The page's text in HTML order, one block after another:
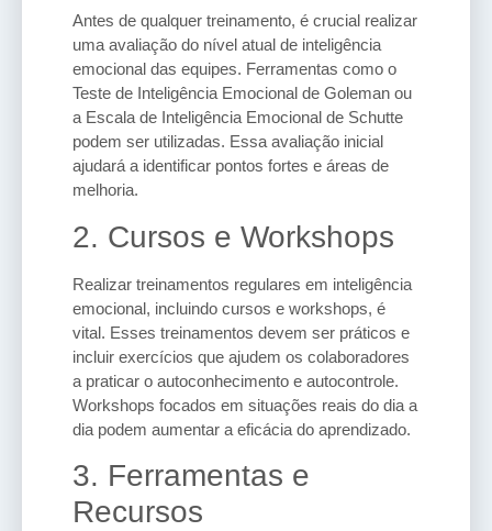
Antes de qualquer treinamento, é crucial realizar
uma avaliação do nível atual de inteligência
emocional das equipes. Ferramentas como o
Teste de Inteligência Emocional de Goleman ou
a Escala de Inteligência Emocional de Schutte
podem ser utilizadas. Essa avaliação inicial
ajudará a identificar pontos fortes e áreas de
melhoria.
2. Cursos e Workshops
Realizar treinamentos regulares em inteligência
emocional, incluindo cursos e workshops, é
vital. Esses treinamentos devem ser práticos e
incluir exercícios que ajudem os colaboradores
a praticar o autoconhecimento e autocontrole.
Workshops focados em situações reais do dia a
dia podem aumentar a eficácia do aprendizado.
3. Ferramentas e
Recursos